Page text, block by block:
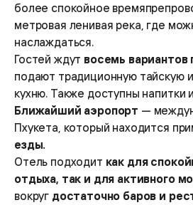
более спокойное
метровая ленивая река, где
наслаждаться.
Гостей ждут восемь вариантов
подают традиционную тайскую
кухню. Также доступны напитки
Ближайший аэропорт —
Пхукета, который находится
езды.
Отель подходит как для
отдыха, так и для активного
вокруг достаточно баров и